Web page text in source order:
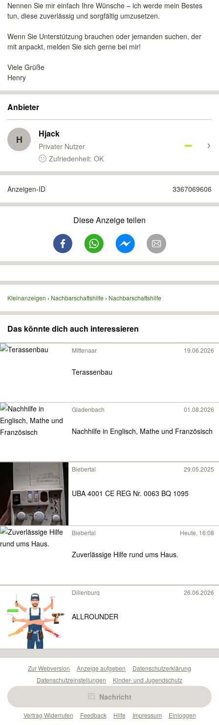
Nennen Sie mir einfach Ihre Wünsche – ich werde mein Bestes
tun, diese zuverlässig und sorgfältig umzusetzen.
Wenn Sie Unterstützung brauchen oder jemanden suchen, der
mit anpackt, melden Sie sich gerne bei mir!
Viele Grüße
Henry
Anbieter
H Hjack
Privater Nutzer
Zufriedenheit: OK
Anzeigen-ID 3367069606
Diese Anzeige teilen
Kleinanzeigen Nachbarschaftshilfe Nachbarschaftshilfe
Das könnte dich auch interessieren
Mittenaar 19.06.2026
Terassenbau
Gladenbach 01.08.2026
Nachhilfe in Englisch, Mathe und Französisch
Biebertal 29.05.2025
UBA 4001 CE REG Nr. 0063 BQ 1095
Biebertal Heute, 16:08
Zuverlässige Hilfe rund ums Haus.
Dillenburg 26.06.2026
ALLROUNDER
Nachricht
Zur Webversion Anzeige aufgeben
Datenschutzerklärung
Datenschutzeinstellungen
Kinder- und Jugendschutz
Barrierefreiheitserklärung
Vertrag Widerrufen
Feedback Hilfe Impressum Einloggen